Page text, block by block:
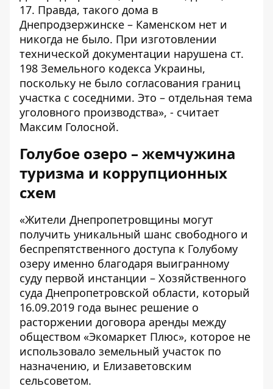
17. Правда, такого дома в
Днепродзержинске – Каменском нет и
никогда не было. При изготовлении
технической документации нарушена ст.
198 Земельного кодекса Украины,
поскольку не было согласования границ
участка с соседними. Это – отдельная тема
уголовного производства», - считает
Максим Голосной.
Голубое озеро – жемчужина
туризма и коррупционных
схем
«Жители Днепропетровщины могут
получить уникальный шанс свободного и
беспрепятственного доступа к Голубому
озеру именно благодаря выигранному
суду первой инстанции – Хозяйственного
суда Днепропетровской области, который
16.09.2019 года вынес решение о
расторжении договора аренды между
обществом «Экомаркет Плюс», которое не
использовало земельный участок по
назначению, и Елизаветовским
сельсоветом.